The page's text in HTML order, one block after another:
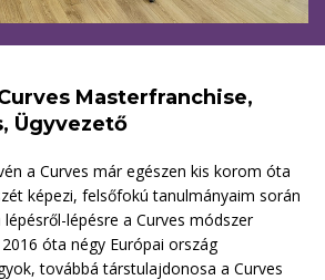
Masterfranchise,
Ügyvezető
a Curves már egészen kis korom óta
képezi, felsőfokú tanulmányaim során
lépésre a Curves módszer
óta négy Európai ország
továbbá társtulajdonosa a Curves